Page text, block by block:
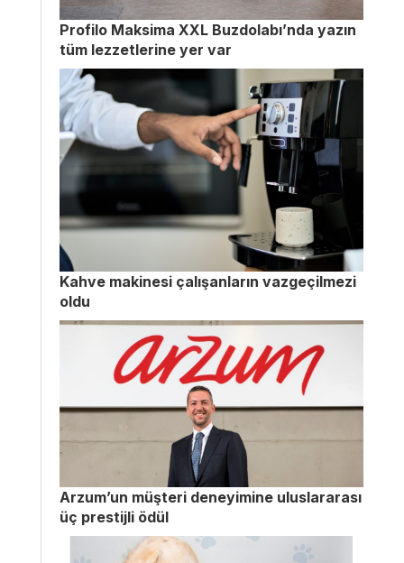
Profilo Maksima XXL Buzdolabı’nda yazın
tüm lezzetlerine yer var
Kahve makinesi çalışanların vazgeçilmezi
oldu
Arzum’un müşteri deneyimine uluslararası
üç prestijli ödül